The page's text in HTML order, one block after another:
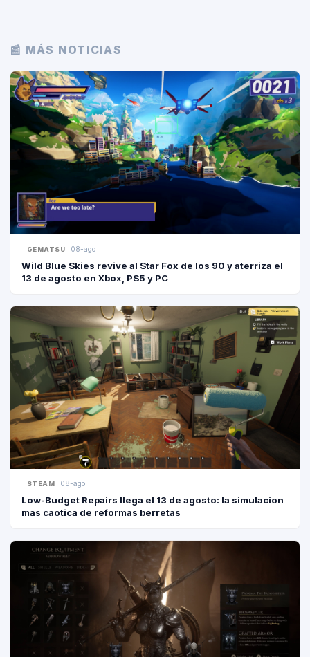
📰 MÁS NOTICIAS
GEMATSU 08-ago
Wild Blue Skies revive al Star Fox de los 90 y aterriza el
13 de agosto en Xbox, PS5 y PC
STEAM 08-ago
Low-Budget Repairs llega el 13 de agosto: la simulacion
mas caotica de reformas berretas